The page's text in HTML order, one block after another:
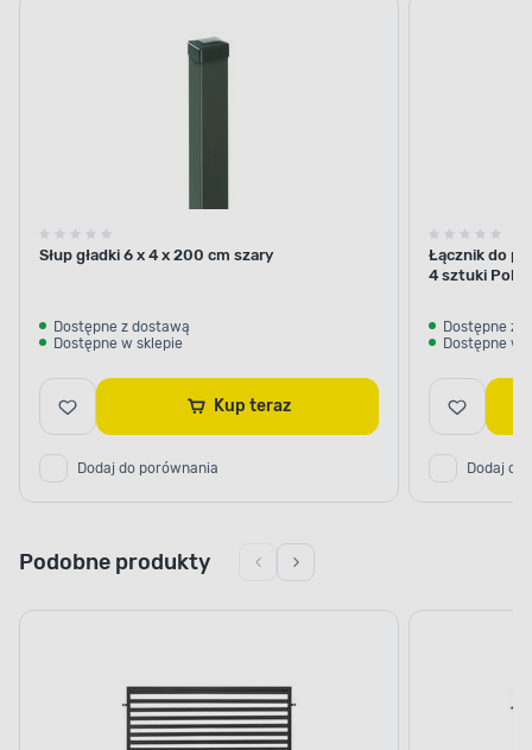
Słup gładki 6 x 4 x 200 cm szary
Dostępne z dostawą
Dostępne w sklepie
Kup teraz
Dodaj do porównania
Łącznik do
4 sztuki
Dostępne z
Dostępne w
Dodaj do
Podobne produkty